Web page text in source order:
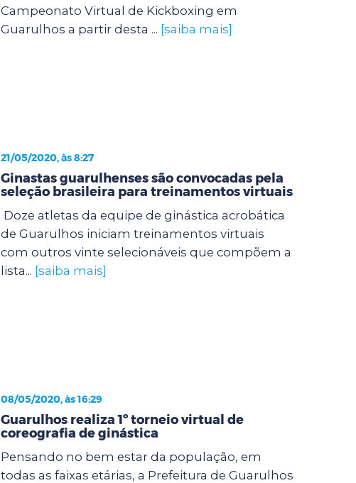
Campeonato Virtual de Kickboxing em
Guarulhos a partir desta ... [saiba mais]
21/05/2020, às 8:27
Ginastas guarulhenses são convocadas pela
seleção brasileira para treinamentos virtuais
Doze atletas da equipe de ginástica acrobática
de Guarulhos iniciam treinamentos virtuais
com outros vinte selecionáveis que compõem a
lista... [saiba mais]
08/05/2020, às 16:29
Guarulhos realiza 1º torneio virtual de
coreografia de ginástica
Pensando no bem estar da população, em
todas as faixas etárias, a Prefeitura de Guarulhos